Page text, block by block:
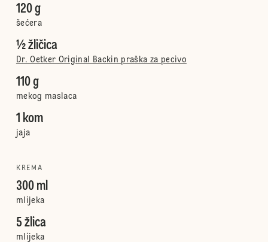
120 g
šećera
½ žličica
Dr. Oetker Original Backin praška za pecivo
110 g
mekog maslaca
1 kom
jaja
KREMA
300 ml
mlijeka
5 žlica
mlijeka